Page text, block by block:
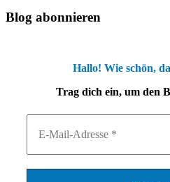
Blog abonnieren
Hallo! Wie schön,
Trag dich ein, um den